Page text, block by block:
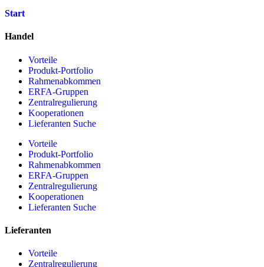
Start
Handel
Vorteile
Produkt-Portfolio
Rahmenabkommen
ERFA-Gruppen
Zentralregulierung
Kooperationen
Lieferanten Suche
Vorteile
Produkt-Portfolio
Rahmenabkommen
ERFA-Gruppen
Zentralregulierung
Kooperationen
Lieferanten Suche
Lieferanten
Vorteile
Zentralregulierung